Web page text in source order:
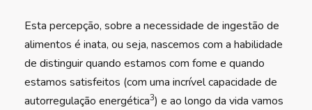
Esta percepção, sobre a necessidade de ingestão de
alimentos é inata, ou seja, nascemos com a habilidade
de distinguir quando estamos com fome e quando
estamos satisfeitos (com uma incrível capacidade de
autorregulação energética3) e ao longo da vida vamos